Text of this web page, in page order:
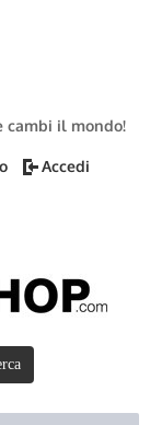
cambi il mondo!
Accedi